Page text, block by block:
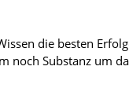
die besten
noch Substanz um